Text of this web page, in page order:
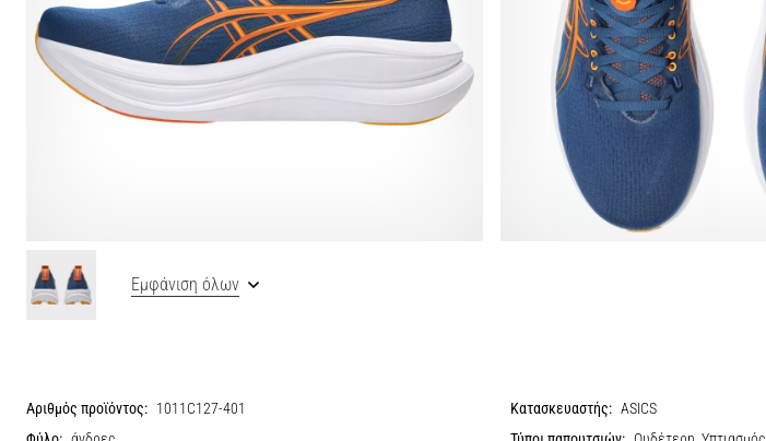
Εμφάνιση όλων
Αριθμός προϊόντος: 1011C127-401 Κατασκευαστής: ASICS